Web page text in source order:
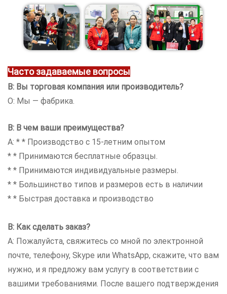
Часто задаваемые вопросы
В: Вы торговая компания или производитель?
О: Мы — фабрика.
В: В чем ваши преимущества?
A: * * Производство с 15-летним опытом
* * Принимаются бесплатные образцы.
* * Принимаются индивидуальные размеры.
* * Большинство типов и размеров есть в наличии
* * Быстрая доставка и производство
В: Как сделать заказ?
A: Пожалуйста, свяжитесь со мной по электронной
почте, телефону, Skype или WhatsApp, скажите, что вам
нужно, и я предложу вам услугу в соответствии с
вашими требованиями. После вашего подтверждения